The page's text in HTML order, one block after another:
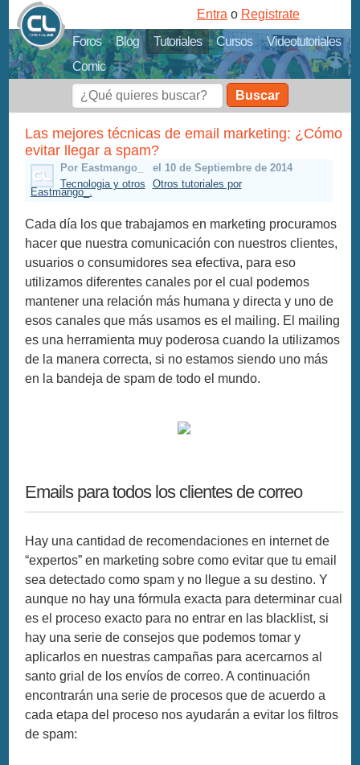
Foros Blog Tutoriales Cursos
Videotutoriales
Comic
Entra o Registrate
Buscar
Las mejores técnicas de email marketing: ¿Cómo
evitar llegar a spam?
Por Eastmango_
el 10 de Septiembre de 2014
Tecnologia y otros
Otros tutoriales por
Eastmango_.
Cada día los que trabajamos en marketing procuramos
hacer que nuestra comunicación con nuestros clientes,
usuarios o consumidores sea efectiva, para eso
utilizamos diferentes canales por el cual podemos
mantener una relación más humana y directa y uno de
esos canales que más usamos es el mailing. El mailing
es una herramienta muy poderosa cuando la utilizamos
de la manera correcta, si no estamos siendo uno más
en la bandeja de spam de todo el mundo.
Emails para todos los clientes de correo
Hay una cantidad de recomendaciones en internet de
“expertos” en marketing sobre como evitar que tu email
sea detectado como spam y no llegue a su destino. Y
aunque no hay una fórmula exacta para determinar cual
es el proceso exacto para no entrar en las blacklist, si
hay una serie de consejos que podemos tomar y
aplicarlos en nuestras campañas para acercarnos al
santo grial de los envíos de correo. A continuación
encontrarán una serie de procesos que de acuerdo a
cada etapa del proceso nos ayudarán a evitar los filtros
de spam: